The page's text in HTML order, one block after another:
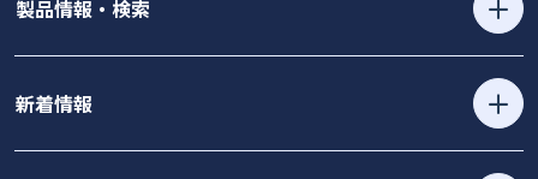
製品情報・検索
新着情報